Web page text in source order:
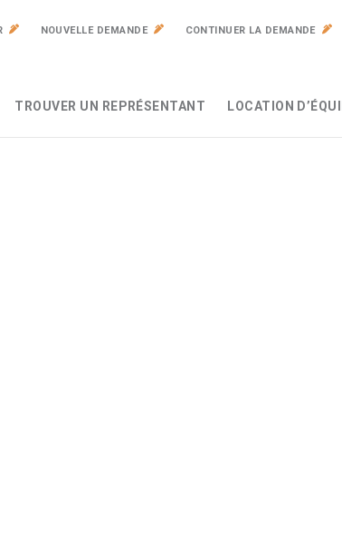
NOUVELLE DEMANDE CONTINUER LA DEMANDE
TROUVER UN REPRÉSENTANT LOCATION